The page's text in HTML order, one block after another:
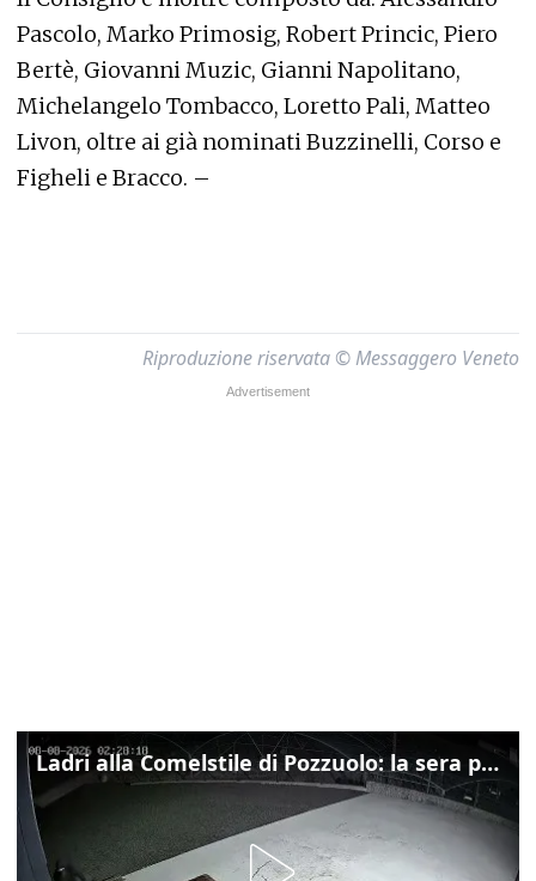
Pascolo, Marko Primosig, Robert Princic, Piero
Bertè, Giovanni Muzic, Gianni Napolitano,
Michelangelo Tombacco, Loretto Pali, Matteo
Livon, oltre ai già nominati Buzzinelli, Corso e
Figheli e Bracco. –
Riproduzione riservata © Messaggero Veneto
Ladri alla Comelstile di Pozzuolo: la sera prima il tentato furto a Buja, ecco le immagini